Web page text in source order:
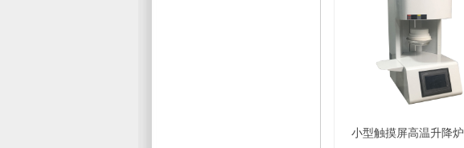
小型触摸屏高温升降炉